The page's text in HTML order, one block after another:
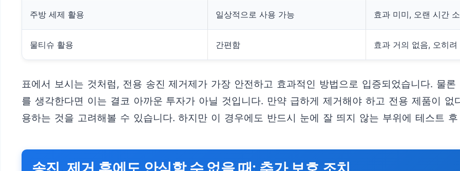
주방 세제 활용 일상적으로 사용 가능 효과 미미, 오랜 시간
물티슈 활용 간편함 효과 거의 없음, 오히
표에서 보시는 것처럼, 전용 송진 제거제가 가장 안전하고 효과적인 방법으로 입증되었습니다. 물
를 생각한다면 이는 결코 아까운 투자가 아닐 것입니다. 만약 급하게 제거해야 하고 전용 제품이
용하는 것을 고려해볼 수 있습니다. 하지만 이 경우에도 반드시 눈에 잘 띄지 않는 부위에 테스트